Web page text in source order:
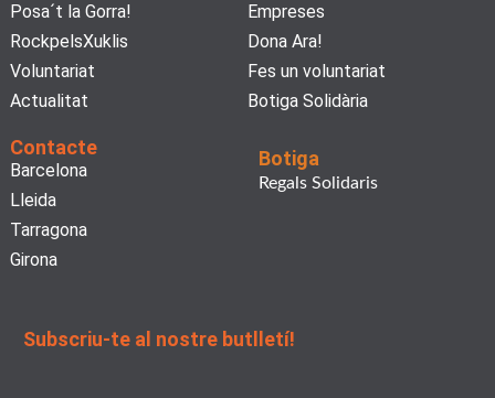
Posa´t la Gorra!
RockpelsXuklis
Voluntariat
Actualitat
Empreses
Dona Ara!
Fes un voluntariat
Botiga Solidària
Contacte
Barcelona
Lleida
Tarragona
Girona
Botiga
Regals Solidaris
Subscriu-te al nostre butlletí!